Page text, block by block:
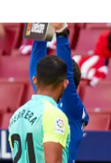
וזוכים בפרסים
אלקטרה
ספורט 1 – "מרלן"